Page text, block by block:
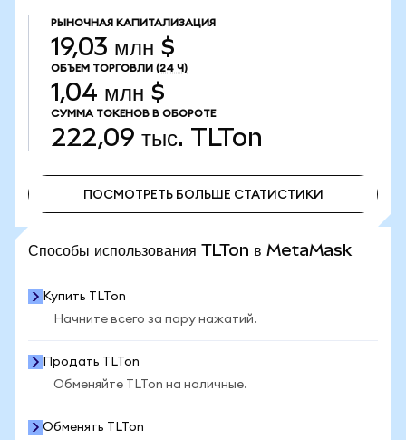
РЫНОЧНАЯ КАПИТАЛИЗАЦИЯ
19,03 млн $
ОБЪЕМ ТОРГОВЛИ (24 Ч)
1,04 млн $
СУММА ТОКЕНОВ В ОБОРОТЕ
222,09 тыс. TLTon
ПОСМОТРЕТЬ БОЛЬШЕ СТАТИСТИКИ
Способы использования TLTon в MetaMask
Купить TLTon
Начните всего за пару нажатий.
Продать TLTon
Обменяйте TLTon на наличные.
Обменять TLTon